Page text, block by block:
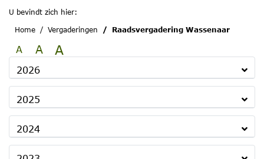
U bevindt zich hier:
Home
Vergaderingen Raadsvergadering Wassenaar
A A A
2026
2025
2024